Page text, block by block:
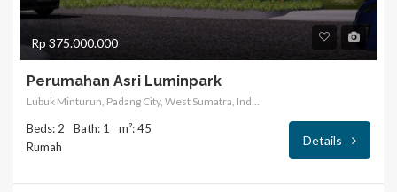
Rp 375.000.000
Perumahan Asri Luminpark
Lubuk Minturun, Padang City, West Sumatra, Indonesia
Beds: 2 Bath: 1
m²: 45
Rumah
Details